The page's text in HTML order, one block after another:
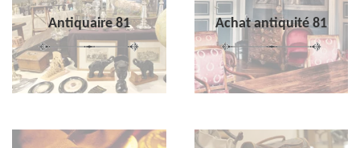
Antiquaire 81 Achat antiquité 81